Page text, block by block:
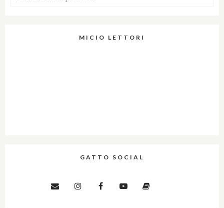
MICIO LETTORI
GATTO SOCIAL